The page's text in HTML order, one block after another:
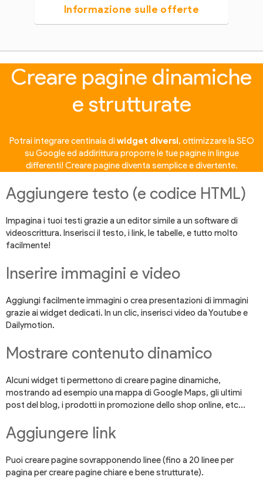
Informazione sulle offerte
Creare pagine dinamiche
e strutturate
Potrai integrare centinaia diwidget diversi, ottimizzare la SEO
su Google ed addirittura proporre le tue pagine in lingue
differenti! Creare pagine diventa semplice e divertente.
Aggiungere testo (e codice HTML)
Impagina i tuoi testi grazie a un editor simile a un software di
videoscrittura. Inserisci il testo, i link, le tabelle, e tutto molto
facilmente!
Inserire immagini e video
Aggiungi facilmente immagini o crea presentazioni di immagini
grazie ai widget dedicati. In un clic, inserisci video da Youtube e
Dailymotion.
Mostrare contenuto dinamico
Alcuni widget ti permettono di creare pagine dinamiche,
mostrando ad esempio una mappa di Google Maps, gli ultimi
post del blog, i prodotti in promozione dello shop online, etc...
Aggiungere link
Puoi creare pagine sovrapponendo linee (fino a 20 linee per
pagina per creare pagine chiare e bene strutturate).